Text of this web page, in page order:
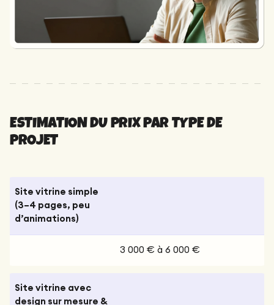
ESTIMATION DU PRIX PAR TYPE DE
PROJET
Site vitrine simple
(3–4 pages, peu
d’animations)
3 000 € à 6 000 €
Site vitrine avec
design sur mesure &